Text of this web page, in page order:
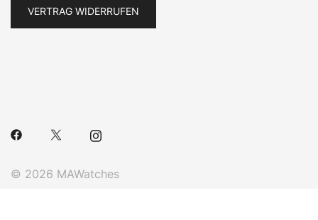
VERTRAG WIDERRUFEN
© 2026 MAWatches